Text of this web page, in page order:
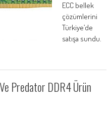
ECC bellek
çözümlerini
Türkiye’de
satışa sundu.
Predator DDR4 Ürün